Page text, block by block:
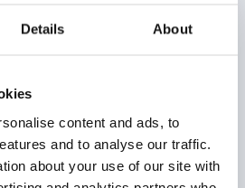
Details About
content and ads, to
and to analyse our traffic.
about your use of our site with